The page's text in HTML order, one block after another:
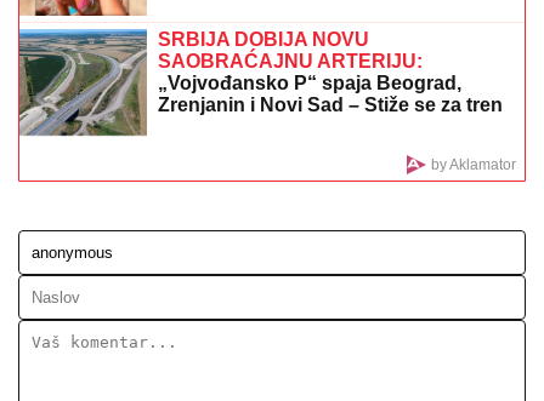
"SRAMOTA ME JE"Asmin Durdžić javno udario na
rođenu majku zbog Maje Marinković: "Ona je
domaćica, ne snalazi se u ovom svetu i ne zna da
prestane"
"KAD SAM SE OŽENIO IMAO SAM
Pevač oženio koleginicu pa javno
priznao da je vara na svakom koraku:
veze"